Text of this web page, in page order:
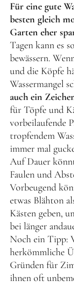
Für eine gute
besten gleich
Garten eher
Tagen kann es
bewässern.
und die Köpfe
Wassermangel
auch ein
für Töpfe und
vorbeilaufende
tropfendem
immer mal
Auf Dauer
Faulen und
Vorbeugend
etwas Blähton
Kästen geben,
bei länger
Noch ein Tipp:
herkömmliche
Gründen für
ihnen oft